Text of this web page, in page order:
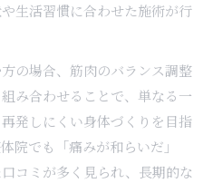
生活習慣に合わせた施術が行
の場合、筋肉のバランス調整
み合わせることで、単なる一
発しにくい身体づくりを目指
院でも「痛みが和らいだ」
コミが多く見られ、長期的な